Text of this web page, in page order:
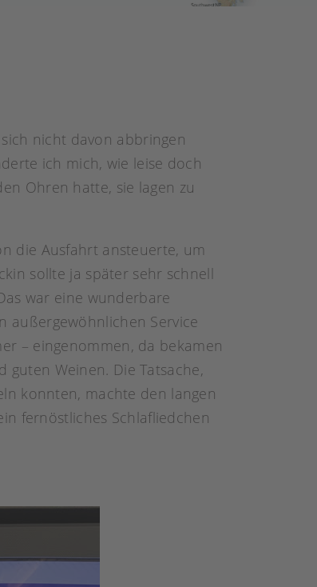
nicht davon abbringen
ich mich, wie leise doch
Ohren hatte, sie lagen zu
die Ausfahrt ansteuerte, um
sollte ja später sehr schnell
war eine wunderbare
außergewöhnlichen Service
– eingenommen, da bekamen
guten Weinen. Die Tatsache,
konnten, machte den langen
fernöstliches Schlafliedchen